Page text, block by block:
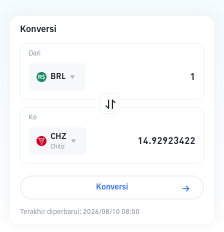
Konversi
Ke
CHZ
Chiliz
Dari
BRL
Konversi
Terakhir diperbarui: 2026/08/10 08:00